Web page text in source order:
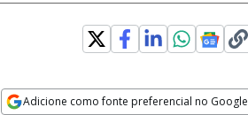
Adicione como fonte preferencial no Google